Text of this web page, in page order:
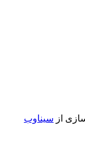
از سیناوب